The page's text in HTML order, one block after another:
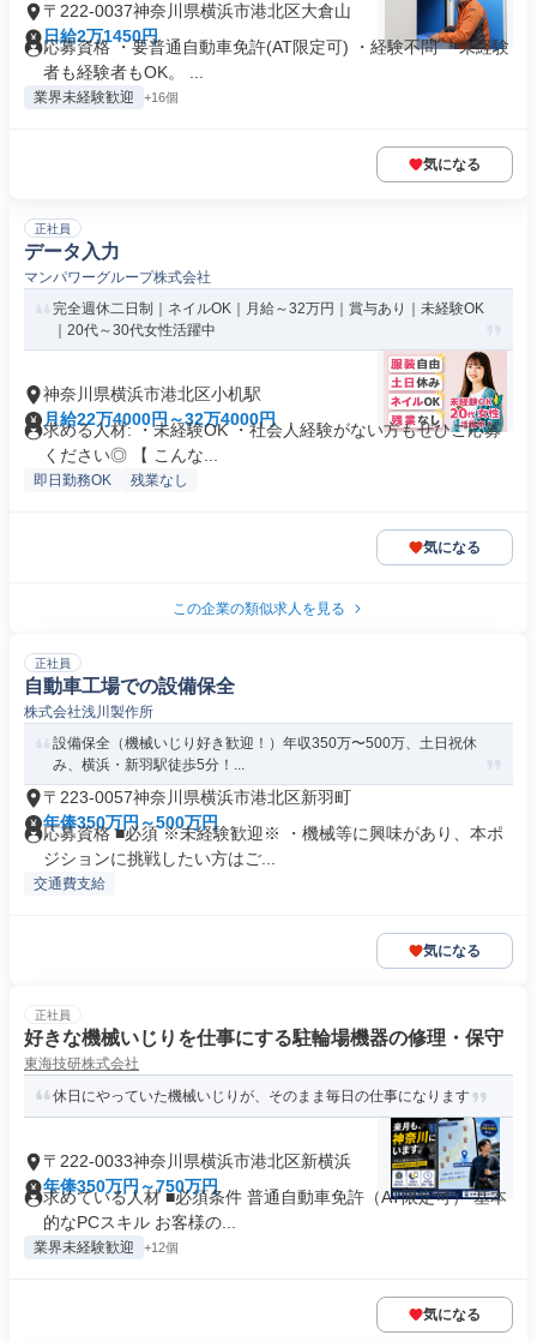
〒222-0037神奈川県横浜市港北区大倉山
日給2万1450円
応募資格 ・要普通自動車免許(AT限定可) ・経験不問 ┗未経験
者も経験者もOK。 ...
業界未経験歓迎 +16個
気になる
正社員
データ入力
マンパワーグループ株式会社
完全週休二日制｜ネイルOK｜月給～32万円｜賞与あり｜未経験OK
｜20代～30代女性活躍中
神奈川県横浜市港北区小机駅
月給22万4000円～32万4000円
求める人材: ・未経験OK ・社会人経験がない方もぜひご応募
ください◎ 【 こんな...
即日勤務OK 残業なし
気になる
この企業の類似求人を見る
正社員
自動車工場での設備保全
株式会社浅川製作所
設備保全（機械いじり好き歓迎！）年収350万〜500万、土日祝休
み、横浜・新羽駅徒歩5分！...
〒223-0057神奈川県横浜市港北区新羽町
年俸350万円～500万円
応募資格 ■必須 ※未経験歓迎※ ・機械等に興味があり、本ポ
ジションに挑戦したい方はご...
交通費支給
気になる
正社員
好きな機械いじりを仕事にする駐輪場機器の修理・保守
東海技研株式会社
休日にやっていた機械いじりが、そのまま毎日の仕事になります
〒222-0033神奈川県横浜市港北区新横浜
年俸350万円～750万円
求めている人材 ■必須条件 普通自動車免許（AT限定可） 基本
的なPCスキル お客様の...
業界未経験歓迎 +12個
気になる